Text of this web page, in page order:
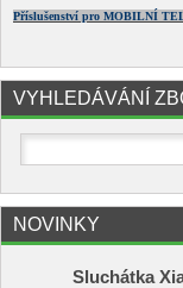
Příslušenství pro MOBILNÍ
VYHLEDÁVÁNÍ
NOVINKY
Sluchátka